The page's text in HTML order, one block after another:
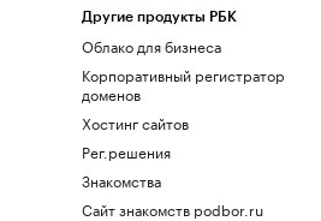
Другие продукты РБК
Облако для бизнеса
Корпоративный регистратор
доменов
Хостинг сайтов
Рег.решения
Знакомства
Сайт знакомств podbor.ru